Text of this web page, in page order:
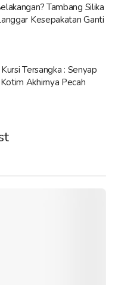
Tambang Silika
Kesepakatan Ganti
Tersangka : Senyap
Akhirnya Pecah